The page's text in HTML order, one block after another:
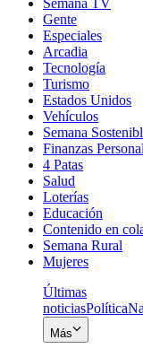
Gente
Especiales
Arcadia
Tecnología
Turismo
Estados Unidos
Vehículos
Semana
Finanzas
4 Patas
Salud
Loterías
Educación
Contenido en
Semana Rural
Mujeres
Últimas
noticiasPolítica
Más